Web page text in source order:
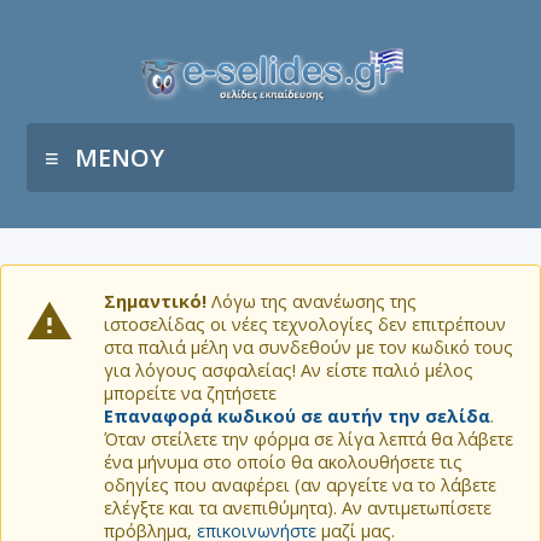
ΜΕΝΟΥ
Σημαντικό! Λόγω της ανανέωσης της
ιστοσελίδας οι νέες τεχνολογίες δεν επιτρέπουν
στα παλιά μέλη να συνδεθούν με τον κωδικό τους
για λόγους ασφαλείας! Αν είστε παλιό μέλος
μπορείτε να ζητήσετε
Επαναφορά κωδικού σε αυτήν την σελίδα.
Όταν στείλετε την φόρμα σε λίγα λεπτά θα λάβετε
ένα μήνυμα στο οποίο θα ακολουθήσετε τις
οδηγίες που αναφέρει (αν αργείτε να το λάβετε
ελέγξτε και τα ανεπιθύμητα). Αν αντιμετωπίσετε
πρόβλημα, επικοινωνήστε μαζί μας.